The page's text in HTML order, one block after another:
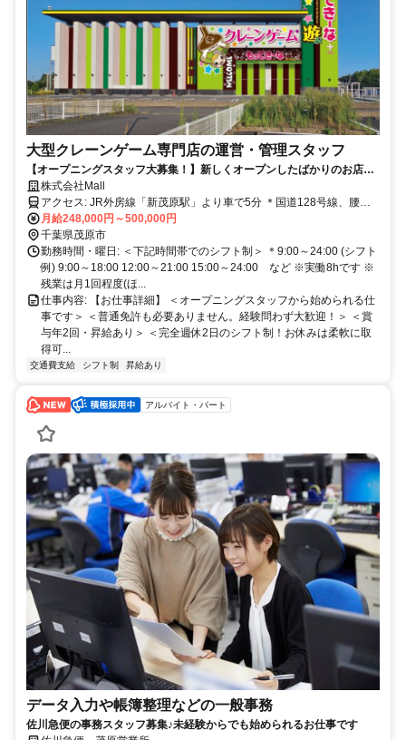
大型クレーンゲーム専門店の運営・管理スタッフ
【オープニングスタッフ大募集！】新しくオープンしたばかりのお店で
一緒に楽しく働きませんか？千葉県内最大級のクレーンゲーム専門店が
茂原市に上陸！！！クレーンゲームの海外視察(新規筐体開発)旅行など
楽しさも盛りだくさん！新しいチャレンジを積極的にしたい方をお待ち
しております。
株式会社Mall
アクセス: JR外房線「新茂原駅」より車で5分 ＊国道128号線、腰当
交差点を曲がり 陸橋越えたらスグ！ ＊車・バイク・自転車通勤大歓
迎！ 通勤手段は何でもOK！
月給248,000円～500,000円
千葉県茂原市
勤務時間・曜日: ＜下記時間帯でのシフト制＞ ＊9:00～24:00 (シフト
例) 9:00～18:00 12:00～21:00 15:00～24:00 など ※実働8hです ※
残業は月1回程度(ほ...
仕事内容: 【お仕事詳細】 ＜オープニングスタッフから始められる仕
事です＞ ＜普通免許も必要ありません。経験問わず大歓迎！＞ ＜賞
与年2回・昇給あり＞ ＜完全週休2日のシフト制！お休みは柔軟に取
得可...
交通費支給 シフト制 昇給あり
アルバイト・パート
データ入力や帳簿整理などの一般事務
佐川急便の事務スタッフ募集♪未経験からでも始められるお仕事です